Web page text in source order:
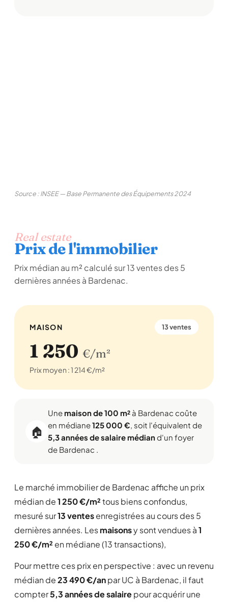
Source : INSEE — Base Permanente des Équipements 2024
Real estate
Prix de l'immobilier
Prix médian au m² calculé sur 13 ventes des 5
dernières années à Bardenac.
MAISON 13 ventes
1 250 €/m²
Prix moyen : 1 214 €/m²
🏠
Une maison de 100 m² à Bardenac coûte
en médiane125 000 €, soit l'équivalent de
5,3 années de salaire médiand'un foyer
de Bardenac .
Le marché immobilier de Bardenac affiche un prix
médian de1 250 €/m²tous biens confondus,
mesuré sur13 ventesenregistrées au cours des 5
dernières années. Lesmaisonsy sont vendues à1
250 €/m² en médiane (13 transactions),
Pour mettre ces prix en perspective : avec un revenu
médian de23 490 €/anpar UC à Bardenac, il faut
compter5,3 années de salairepour acquérir une